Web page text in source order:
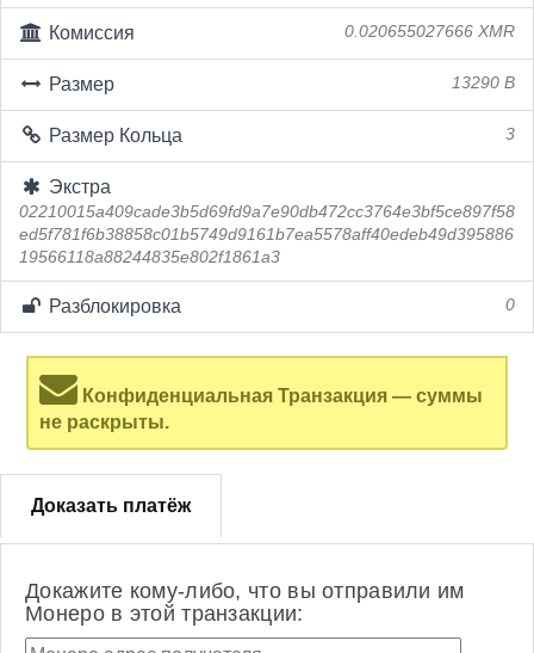
Комиссия 0.020655027666 XMR
Размер 13290 B
Размер Кольца 3
Экстра
02210015a409cade3b5d69fd9a7e90db472cc3764e3bf5ce897f58
ed5f781f6b38858c01b5749d9161b7ea5578aff40edeb49d395886
19566118a88244835e802f1861a3
Разблокировка 0
Конфиденциальная Транзакция — суммы
не раскрыты.
Доказать платёж
Докажите кому-либо, что вы отправили им
Монеро в этой транзакции: